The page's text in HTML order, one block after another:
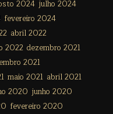
2024 julho 2024
fevereiro 2024
abril 2022
2022 dezembro 2021
2021
maio 2021 abril 2021
2020 junho 2020
fevereiro 2020